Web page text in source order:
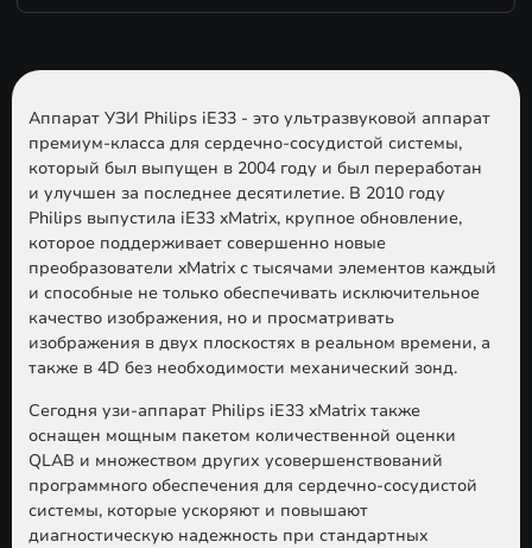
Аппарат УЗИ Philips iE33 - это ультразвуковой аппарат
премиум-класса для сердечно-сосудистой системы,
который был выпущен в 2004 году и был переработан
и улучшен за последнее десятилетие. В 2010 году
Philips выпустила iE33 xMatrix, крупное обновление,
которое поддерживает совершенно новые
преобразователи xMatrix с тысячами элементов каждый
и способные не только обеспечивать исключительное
качество изображения, но и просматривать
изображения в двух плоскостях в реальном времени, а
также в 4D без необходимости механический зонд.
Сегодня узи-аппарат Philips iE33 xMatrix также
оснащен мощным пакетом количественной оценки
QLAB и множеством других усовершенствований
программного обеспечения для сердечно-сосудистой
системы, которые ускоряют и повышают
диагностическую надежность при стандартных